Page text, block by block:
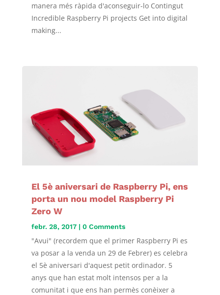
manera més ràpida d'aconseguir-lo Contingut
Incredible Raspberry Pi projects Get into digital
making...
El 5è aniversari de Raspberry Pi, ens
porta un nou model Raspberry Pi
Zero W
febr. 28, 2017| 0 Comments
"Avui" (recordem que el primer Raspberry Pi es
va posar a la venda un 29 de Febrer) es celebra
el 5è aniversari d'aquest petit ordinador. 5
anys que han estat molt intensos per a la
comunitat i que ens han permès conèixer a